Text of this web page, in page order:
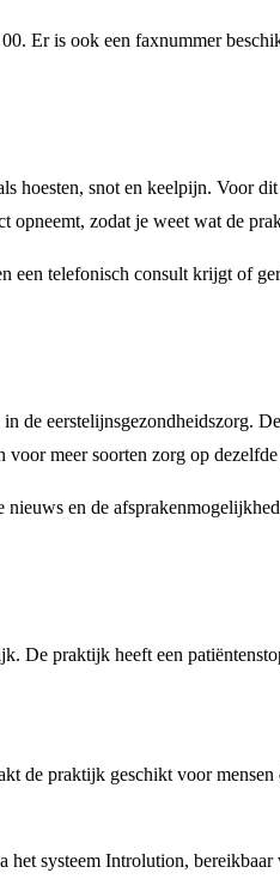
Er is ook een faxnummer
hoesten, snot en keelpijn. Voor
opneemt, zodat je weet wat de
telefonisch consult krijgt of
de eerstelijnsgezondheidszorg.
meer soorten zorg op
en de
praktijk heeft een
de praktijk geschikt voor
systeem Introlution,